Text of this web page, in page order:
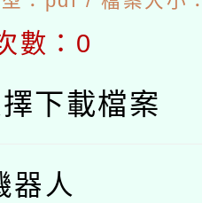
數：0
下載檔案
器人